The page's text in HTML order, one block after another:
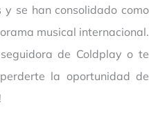
se han consolidado como
musical internacional.
de Coldplay o te
la oportunidad de